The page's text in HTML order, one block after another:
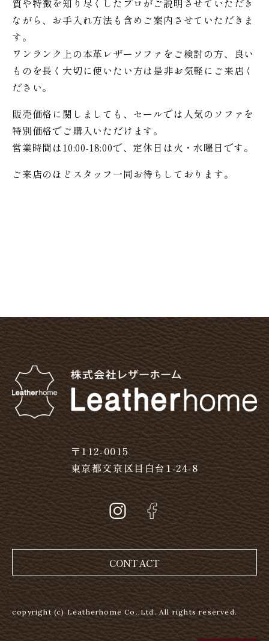
質や特徴を知り尽くしたプロがご説明させていただき
ながら、お手入れ方法も含めご案内させていただきま
す。
ワンランク上の本革レザーソファをご検討の方、良い
ものを長く大切に使いたい方は是非お気軽にご来店く
ださい。
販売価格に関しましても、セールでは人気のソファを
特別価格でご購入いただけます。
営業時間は10:00-18:00で、定休日は火・水曜日です。
ご来店のほどスタッフ一同お待ちしております。
〒112-0015
東京都文京区目白台1-24-8
CONTACT
copyright (c) Leatherhome Co.,Ltd. All rights reserved.